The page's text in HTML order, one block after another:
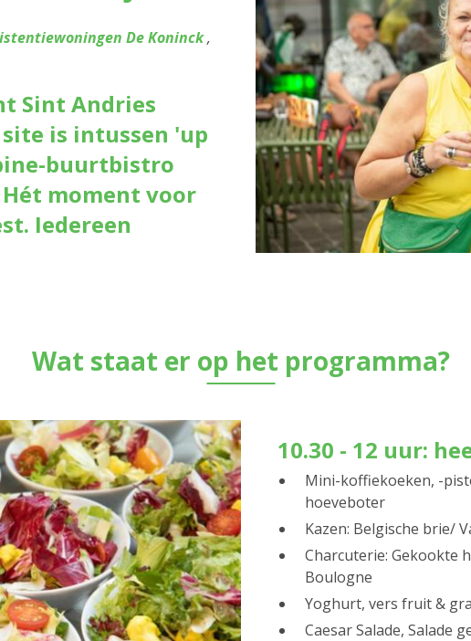
De Koninck,
Sint Andries
is intussen 'up
buurtbistro
moment voor
Iedereen
Wat staat er op het programma?
10.30 - 12 uur:
Mini-koffiekoeken, -
hoeveboter
Kazen: Belgische brie/
Charcuterie: Gekookte
Boulogne
Yoghurt, vers fruit &
Caesar Salade, Salade